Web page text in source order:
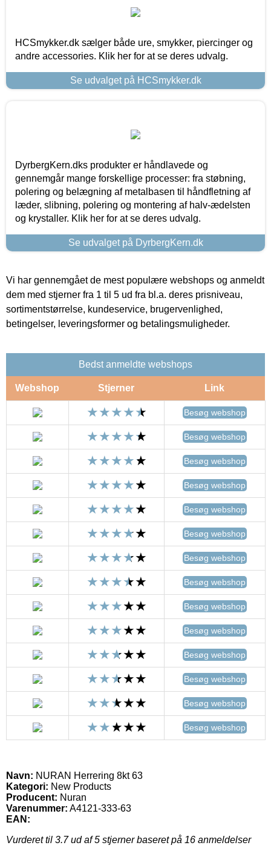
HCSmykker.dk sælger både ure, smykker, piercinger og
andre accessories. Klik her for at se deres udvalg.
Se udvalget på HCSmykker.dk
DyrbergKern.dks produkter er håndlavede og
gennemgår mange forskellige processer: fra støbning,
polering og belægning af metalbasen til håndfletning af
læder, slibning, polering og montering af halv-ædelsten
og krystaller. Klik her for at se deres udvalg.
Se udvalget på DyrbergKern.dk
Vi har gennemgået de mest populære webshops og anmeldt
dem med stjerner fra 1 til 5 ud fra bl.a. deres prisniveau,
sortimentstørrelse, kundeservice, brugervenlighed,
betingelser, leveringsformer og betalingsmuligheder.
Bedst anmeldte webshops
Webshop Stjerner Link
Besøg webshop
Besøg webshop
Besøg webshop
Besøg webshop
Besøg webshop
Besøg webshop
Besøg webshop
Besøg webshop
Besøg webshop
Besøg webshop
Besøg webshop
Besøg webshop
Besøg webshop
Besøg webshop
Navn: NURAN Herrering 8kt 63
Kategori: New Products
Producent: Nuran
Varenummer: A4121-333-63
EAN:
Vurderet til 3.7ud af 5 stjerner baseret på 16 anmeldelser